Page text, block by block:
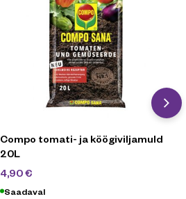
Compo tomati- ja köögiviljamuld
20L
4,90€
Saadaval